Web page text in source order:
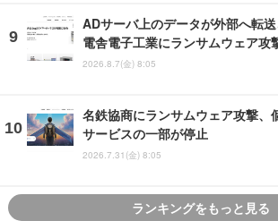
ADサーバ上のデータが外部へ転
電舎電子工業にランサムウェア攻
2026.8.7(金) 8:05
名鉄協商にランサムウェア攻撃、
サービスの一部が停止
2026.7.31(金) 8:05
ランキングをもっと見る